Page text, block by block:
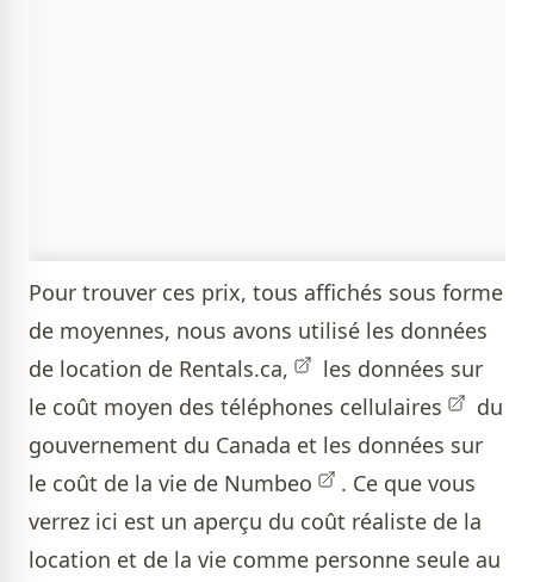
Pour trouver ces prix, tous affichés sous forme
de moyennes, nous avons utilisé les données
de location de Rentals.ca,
les données sur
le coût moyen des téléphones cellulaires
du
gouvernement du Canada et les données sur
le coût de la vie de Numbeo
. Ce que vous
verrez ici est un aperçu du coût réaliste de la
location et de la vie comme personne seule au